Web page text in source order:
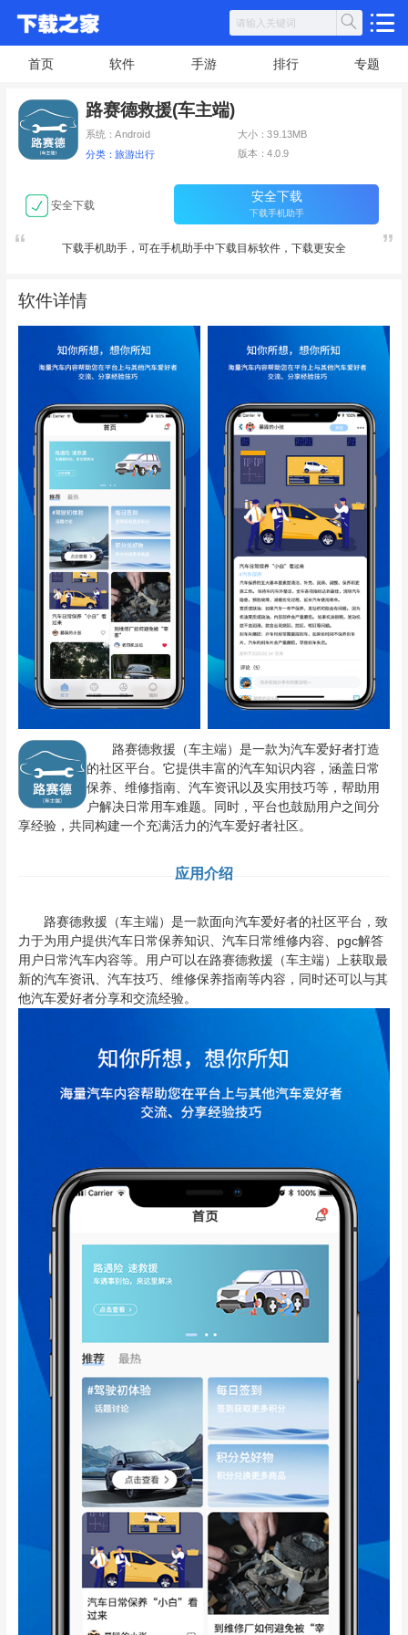
首页 软件 手游 排行 专题
路赛德救援(车主端)
系统：Android 大小：39.13MB
分类：旅游出行 版本：4.0.9
安全下载
安全下载
下载手机助手
下载手机助手，可在手机助手中下载目标软件，下载更安全
软件详情
路赛德救援（车主端）是一款为汽车爱好者打造
的社区平台。它提供丰富的汽车知识内容，涵盖日常
保养、维修指南、汽车资讯以及实用技巧等，帮助用
户解决日常用车难题。同时，平台也鼓励用户之间分
享经验，共同构建一个充满活力的汽车爱好者社区。
应用介绍
路赛德救援（车主端）是一款面向汽车爱好者的社区平台，致
力于为用户提供汽车日常保养知识、汽车日常维修内容、pgc解答
用户日常汽车内容等。用户可以在路赛德救援（车主端）上获取最
新的汽车资讯、汽车技巧、维修保养指南等内容，同时还可以与其
他汽车爱好者分享和交流经验。